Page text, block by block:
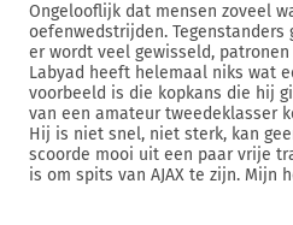
Ongelooflijk dat mensen zoveel
oefenwedstrijden.
er wordt veel gewisseld,
Labyad heeft helemaal niks wat
voorbeeld is die kopkans die hij
van een amateur tweedeklasser
Hij is niet snel, niet sterk, kan
scoorde mooi uit een paar vrije
is om spits van AJAX te zijn. Mijn